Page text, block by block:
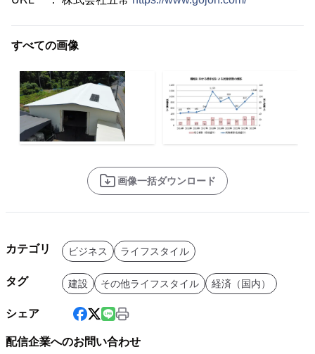
すべての画像
画像一括ダウンロード
カテゴリ ビジネス ライフスタイル
タグ 建設 その他ライフスタイル 経済（国内）
シェア
配信企業へのお問い合わせ